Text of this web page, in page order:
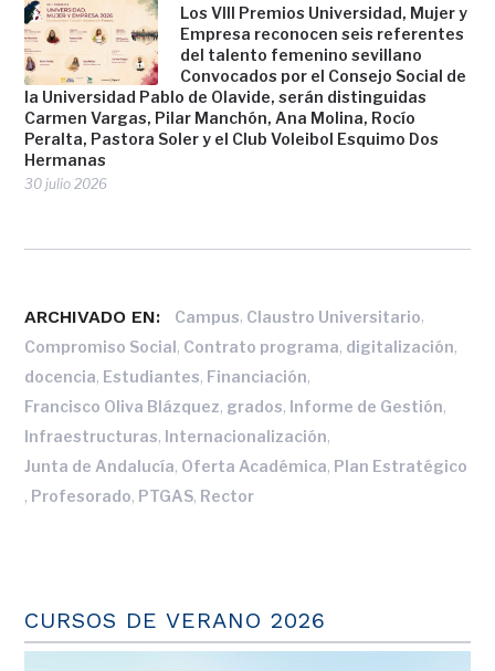
Los VIII Premios Universidad, Mujer y
Empresa reconocen seis referentes
del talento femenino sevillano
Convocados por el Consejo Social de
la Universidad Pablo de Olavide, serán distinguidas
Carmen Vargas, Pilar Manchón, Ana Molina, Rocío
Peralta, Pastora Soler y el Club Voleibol Esquimo Dos
Hermanas
30 julio 2026
ARCHIVADO EN: Campus, Claustro Universitario,
Compromiso Social, Contrato programa, digitalización,
docencia, Estudiantes, Financiación,
Francisco Oliva Blázquez, grados, Informe de Gestión,
Infraestructuras, Internacionalización,
Junta de Andalucía, Oferta Académica, Plan Estratégico
, Profesorado, PTGAS, Rector
CURSOS DE VERANO 2026